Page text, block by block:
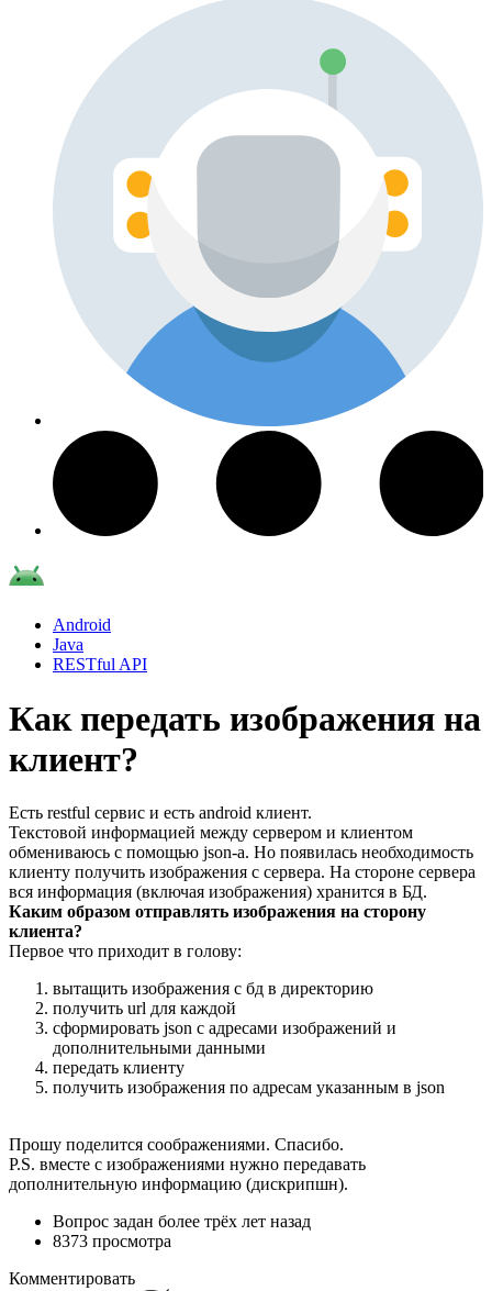
Android
Java
RESTful API
Как передать изображения на
клиент?
Есть restful сервис и есть android клиент.
Текстовой информацией между сервером и клиентом
обмениваюсь с помощью json-а. Но появилась необходимость
клиенту получить изображения с сервера. На стороне сервера
вся информация (включая изображения) хранится в БД.
Каким образом отправлять изображения на сторону
клиента?
Первое что приходит в голову:
вытащить изображения с бд в директорию
получить url для каждой
сформировать json с адресами изображений и
дополнительными данными
передать клиенту
получить изображения по адресам указанным в json
Прошу поделится соображениями. Спасибо.
P.S. вместе с изображениями нужно передавать
дополнительную информацию (дискрипшн).
Вопрос задан более трёх лет назад
8373 просмотра
Комментировать